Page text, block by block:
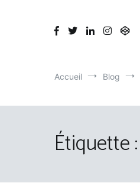
Accueil Blog
Étiquette :